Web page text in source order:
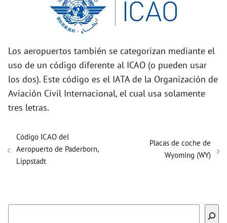
Los aeropuertos también se categorizan mediante el
uso de un código diferente al ICAO (o pueden usar
los dos). Este código es el IATA de la Organización de
Aviación Civil Internacional, el cual usa solamente
tres letras.
Código ICAO del
Aeropuerto de Paderborn,
Lippstadt
Placas de coche de
Wyoming (WY)